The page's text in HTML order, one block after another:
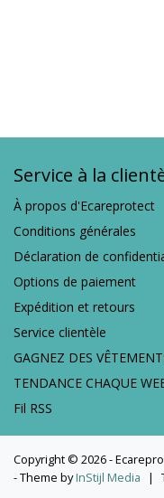
Service à la
À propos d'Ecareprotect
Conditions générales
Déclaration de
Options de paiement
Expédition et retours
Service clientèle
GAGNEZ DES
TENDANCE CHAQUE
Fil RSS
Copyright © 2026 -
- Theme byInStijl Media |